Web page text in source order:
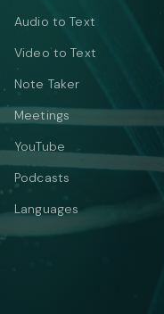
Audio to Text
Video to Text
Note Taker
Meetings
YouTube
Podcasts
Languages